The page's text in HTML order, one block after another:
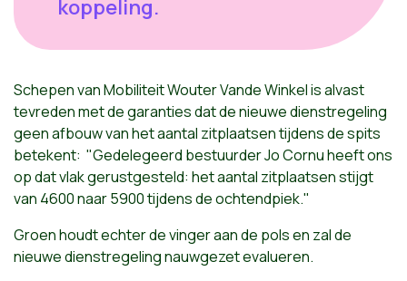
koppeling.
Schepen van Mobiliteit Wouter Vande Winkel is alvast
tevreden met de garanties dat de nieuwe dienstregeling
geen afbouw van het aantal zitplaatsen tijdens de spits
betekent: "Gedelegeerd bestuurder Jo Cornu heeft ons
op dat vlak gerustgesteld: het aantal zitplaatsen stijgt
van 4600 naar 5900 tijdens de ochtendpiek."
Groen houdt echter de vinger aan de pols en zal de
nieuwe dienstregeling nauwgezet evalueren.